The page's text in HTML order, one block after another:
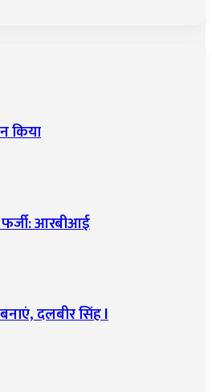
किया
फर्जी: आरबीआई
दलबीर सिंह l